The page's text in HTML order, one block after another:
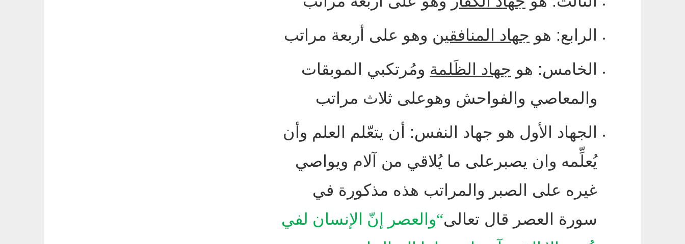
الرابع: هو جهاد المنافقين وهو على أربعة مراتب
الخامس: هو جهاد الظَلمة ومُرتكبي الموبقات
والمعاصي والفواحش وهوعلى ثلاث مراتب
الجهاد الأول هو جهاد النفس:
أن يتعّلم العلم وأن
يُعلِّمه وان يصبرعلى ما يُلاقي من آلام ويواصي
غيره على الصبر والمراتب هذه مذكورة في
سورة العصر قال تعالى“والعصر إنّ الإنسان لفي